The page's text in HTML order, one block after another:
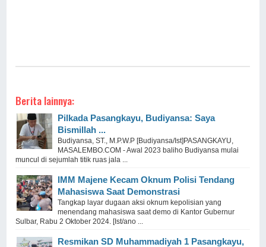
Berita lainnya:
Pilkada Pasangkayu, Budiyansa: Saya
Bismillah ...
Budiyansa, ST., M.P.W.P [Budiyansa/Ist]PASANGKAYU,
MASALEMBO.COM - Awal 2023 baliho Budiyansa mulai
muncul di sejumlah titik ruas jala ...
IMM Majene Kecam Oknum Polisi Tendang
Mahasiswa Saat Demonstrasi
Tangkap layar dugaan aksi oknum kepolisian yang
menendang mahasiswa saat demo di Kantor Gubernur
Sulbar, Rabu 2 Oktober 2024. [Ist/ano ...
Resmikan SD Muhammadiyah 1 Pasangkayu,